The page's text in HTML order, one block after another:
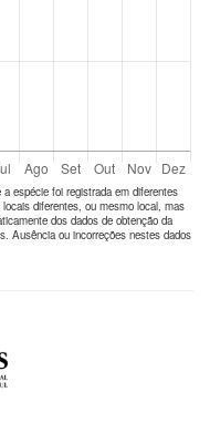
a espécie foi registrada em diferentes
diferentes, ou mesmo local, mas
dos dados de obtenção da
Ausência ou incorreções nestes dados